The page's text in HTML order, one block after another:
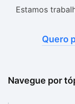
Estamos
Quero
Navegue por